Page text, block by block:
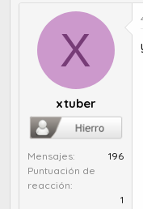
X
xtuber
Mensajes
196
Puntuación de
reacción
1